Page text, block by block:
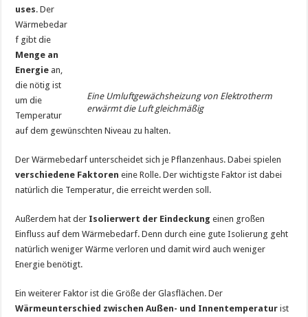
Eine Umluftgewächsheizung von Elektrotherm
erwärmt die Luft gleichmäßig
uses. Der
Wärmebedar
f gibt die
Menge an
Energie an,
die nötig ist
um die
Temperatur
auf dem gewünschten Niveau zu halten.
Der Wärmebedarf unterscheidet sich je Pflanzenhaus. Dabei spielen
verschiedene Faktoren eine Rolle. Der wichtigste Faktor ist dabei
natürlich die Temperatur, die erreicht werden soll.
Außerdem hat der Isolierwert der Eindeckung einen großen
Einfluss auf dem Wärmebedarf. Denn durch eine gute Isolierung geht
natürlich weniger Wärme verloren und damit wird auch weniger
Energie benötigt.
Ein weiterer Faktor ist die Größe der Glasflächen. Der
Wärmeunterschied zwischen Außen- und Innentemperatur ist